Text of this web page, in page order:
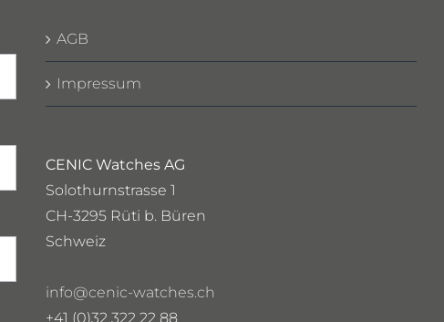
AGB
Impressum
CENIC Watches AG
Solothurnstrasse 1
CH-3295 Rüti b. Büren
Schweiz
info@cenic-watches.ch
+41 (0)32 322 22 88